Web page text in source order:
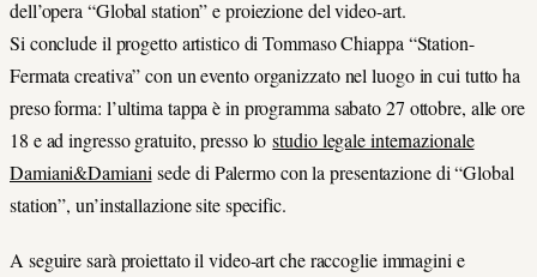
dell’opera “Global station” e proiezione del video-art.
Si conclude il progetto artistico di Tommaso Chiappa “Station-
Fermata creativa” con un evento organizzato nel luogo in cui tutto ha
preso forma: l’ultima tappa è in programma sabato 27 ottobre, alle ore
18 e ad ingresso gratuito, presso lostudio legale internazionale
Damiani&Damiani sede di Palermo con la presentazione di “Global
station”, un’installazione site specific.
A seguire sarà proiettato il video-art che raccoglie immagini e